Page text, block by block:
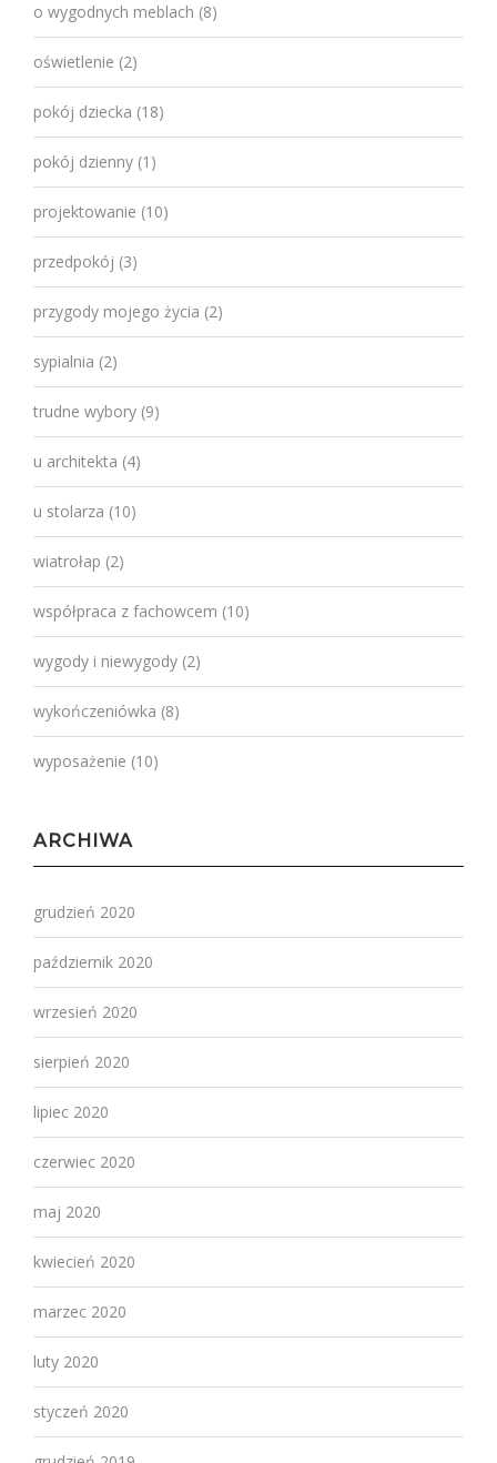
o wygodnych meblach (8)
oświetlenie (2)
pokój dziecka (18)
pokój dzienny (1)
projektowanie (10)
przedpokój (3)
przygody mojego życia (2)
sypialnia (2)
trudne wybory (9)
u architekta (4)
u stolarza (10)
wiatrołap (2)
współpraca z fachowcem (10)
wygody i niewygody (2)
wykończeniówka (8)
wyposażenie (10)
ARCHIWA
grudzień 2020
październik 2020
wrzesień 2020
sierpień 2020
lipiec 2020
czerwiec 2020
maj 2020
kwiecień 2020
marzec 2020
luty 2020
styczeń 2020